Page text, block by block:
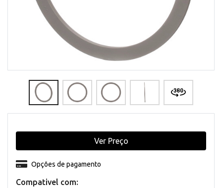
Compativel com:
Opções de pagamento
Ver Preço